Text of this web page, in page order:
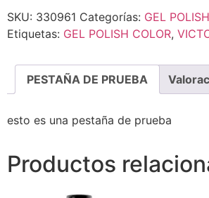
SKU: 330961 Categorías: GEL POLISH
Etiquetas: GEL POLISH COLOR,
PESTAÑA DE PRUEBA
esto es una pestaña de prueba
Productos